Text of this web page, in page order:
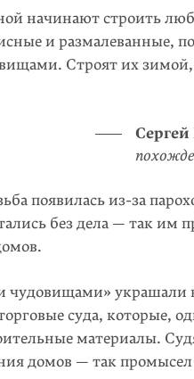
начинают строить
и размалеванные,
Строят их
появилась из-за
без дела — так
чудовищами» украшали
суда, которые,
материалы.
домов — так промысел